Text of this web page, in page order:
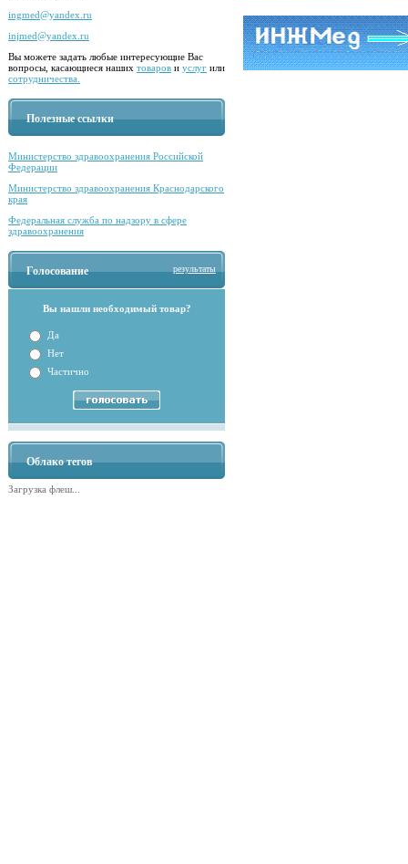
ingmed@yandex.ru
injmed@yandex.ru
Вы можете задать любые интересующие Вас
вопросы, касающиеся наших товаров и услуг или
сотрудничества.
Полезные ссылки
Министерство здравоохранения Российской
Федерации
Министерство здравоохранения Краснодарского
края
Федеральная служба по надзору в сфере
здравоохранения
Голосование результаты
Вы нашли необходимый товар?
Да
Нет
Частично
Облако тегов
Загрузка флеш...